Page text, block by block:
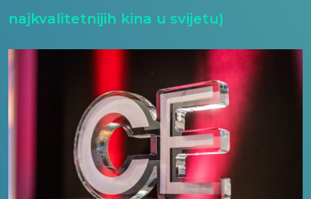
najkvalitetnijih kina u svijetu)